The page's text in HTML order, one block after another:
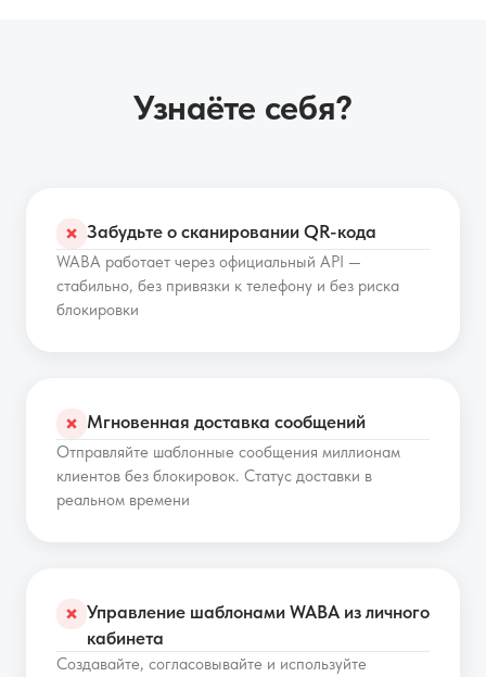
Узнаёте себя?
✗ Забудьте о сканировании QR-кода
WABA работает через официальный API —
стабильно, без привязки к телефону и без риска
блокировки
✗ Мгновенная доставка сообщений
Отправляйте шаблонные сообщения миллионам
клиентов без блокировок. Статус доставки в
реальном времени
✗ Управление шаблонами WABA из личного
кабинета
Создавайте, согласовывайте и используйте